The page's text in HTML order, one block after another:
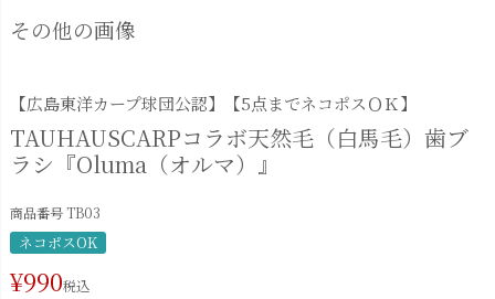
その他の画像
【広島東洋カープ球団公認】【5点までネコポスＯＫ】
TAUHAUSCARPコラボ天然毛（白馬毛）歯ブ
ラシ『Oluma（オルマ）』
商品番号 TB03
ネコポスOK
¥990税込